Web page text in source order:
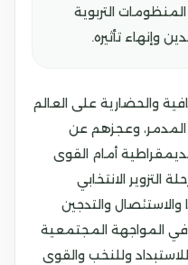
التربوية
وإنهاء تأثيره.
والحضارية على العالم
المدمر، وعجزهم عن
أمام القوى
التزوير الانتخابي
والاستئصال والتدجين
المواجهة المجتمعية
وللنخب والقوى